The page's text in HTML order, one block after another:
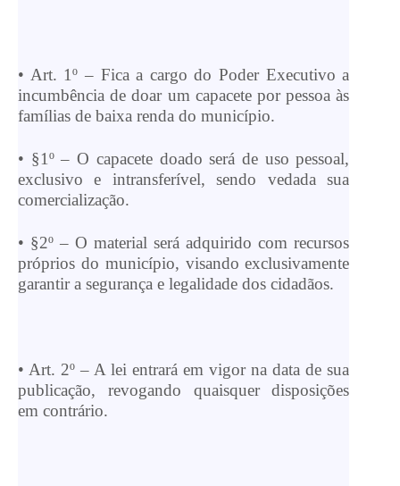
• Art. 1º – Fica a cargo do Poder Executivo a
incumbência de doar um capacete por pessoa às
famílias de baixa renda do município.
• §1º – O capacete doado será de uso pessoal,
exclusivo e intransferível, sendo vedada sua
comercialização.
• §2º – O material será adquirido com recursos
próprios do município, visando exclusivamente
garantir a segurança e legalidade dos cidadãos.
• Art. 2º – A lei entrará em vigor na data de sua
publicação, revogando quaisquer disposições
em contrário.